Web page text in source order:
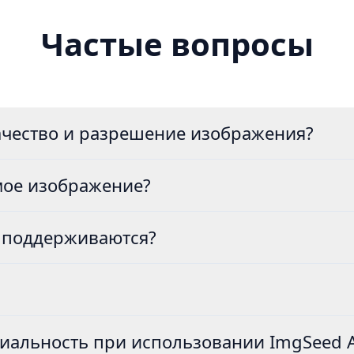
Частые вопросы
и разрешение изображения?
изображение?
при использовании ImgSeed